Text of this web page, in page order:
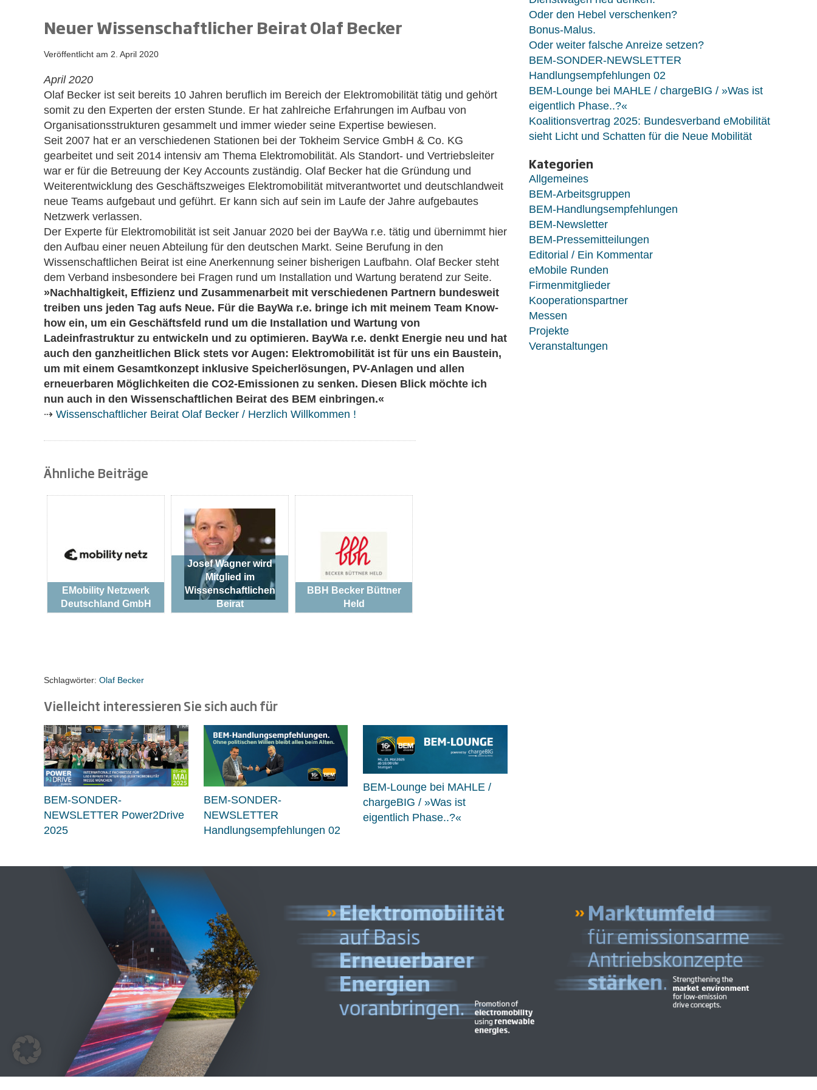
Neuer Wissenschaftlicher Beirat Olaf Becker
Veröffentlicht am 2. April 2020
April 2020
Olaf Becker ist seit bereits 10 Jahren beruflich im Bereich der Elektromobilität tätig und gehört
somit zu den Experten der ersten Stunde. Er hat zahlreiche Erfahrungen im Aufbau von
Organisationsstrukturen gesammelt und immer wieder seine Expertise bewiesen.
Seit 2007 hat er an verschiedenen Stationen bei der Tokheim Service GmbH & Co. KG
gearbeitet und seit 2014 intensiv am Thema Elektromobilität. Als Standort- und Vertriebsleiter
war er für die Betreuung der Key Accounts zuständig. Olaf Becker hat die Gründung und
Weiterentwicklung des Geschäftszweiges Elektromobilität mitverantwortet und deutschlandweit
neue Teams aufgebaut und geführt. Er kann sich auf sein im Laufe der Jahre aufgebautes
Netzwerk verlassen.
Der Experte für Elektromobilität ist seit Januar 2020 bei der BayWa r.e. tätig und übernimmt hier
den Aufbau einer neuen Abteilung für den deutschen Markt. Seine Berufung in den
Wissenschaftlichen Beirat ist eine Anerkennung seiner bisherigen Laufbahn. Olaf Becker steht
dem Verband insbesondere bei Fragen rund um Installation und Wartung beratend zur Seite.
»Nachhaltigkeit, Effizienz und Zusammenarbeit mit verschiedenen Partnern bundesweit
treiben uns jeden Tag aufs Neue. Für die BayWa r.e. bringe ich mit meinem Team Know-
how ein, um ein Geschäftsfeld rund um die Installation und Wartung von
Ladeinfrastruktur zu entwickeln und zu optimieren. BayWa r.e. denkt Energie neu und hat
auch den ganzheitlichen Blick stets vor Augen: Elektromobilität ist für uns ein Baustein,
um mit einem Gesamtkonzept inklusive Speicherlösungen, PV-Anlagen und allen
erneuerbaren Möglichkeiten die CO2-Emissionen zu senken. Diesen Blick möchte ich
nun auch in den Wissenschaftlichen Beirat des BEM einbringen.«
⇢ Wissenschaftlicher Beirat Olaf Becker / Herzlich Willkommen !
Ähnliche Beiträge
EMobility Netzwerk
Deutschland GmbH
Josef Wagner wird
Mitglied im
Wissenschaftlichen
Beirat
BBH Becker Büttner
Held
Schlagwörter: Olaf Becker
Vielleicht interessieren Sie sich auch für
BEM-SONDER-
NEWSLETTER Power2Drive
2025
BEM-SONDER-
NEWSLETTER
Handlungsempfehlungen 02
BEM-Lounge bei MAHLE /
chargeBIG / »Was ist
eigentlich Phase..?«
Oder den Hebel verschenken?
Bonus-Malus.
Oder weiter falsche Anreize setzen?
BEM-SONDER-NEWSLETTER
Handlungsempfehlungen 02
BEM-Lounge bei MAHLE / chargeBIG / »Was ist
eigentlich Phase..?«
Koalitionsvertrag 2025: Bundesverband eMobilität
sieht Licht und Schatten für die Neue Mobilität
Kategorien
Allgemeines
BEM-Arbeitsgruppen
BEM-Handlungsempfehlungen
BEM-Newsletter
BEM-Pressemitteilungen
Editorial / Ein Kommentar
eMobile Runden
Firmenmitglieder
Kooperationspartner
Messen
Projekte
Veranstaltungen